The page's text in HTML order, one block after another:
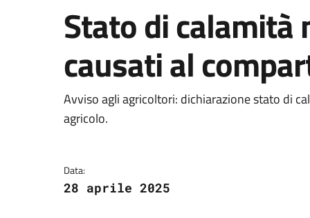
Stato di calamità
causati al
Dettagli della notizia
Avviso agli agricoltori: dichiarazione stato di
agricolo.
Data:
28 aprile 2025